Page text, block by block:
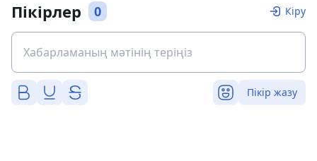
Пікірлер 0 Кіру
Пікір жазу